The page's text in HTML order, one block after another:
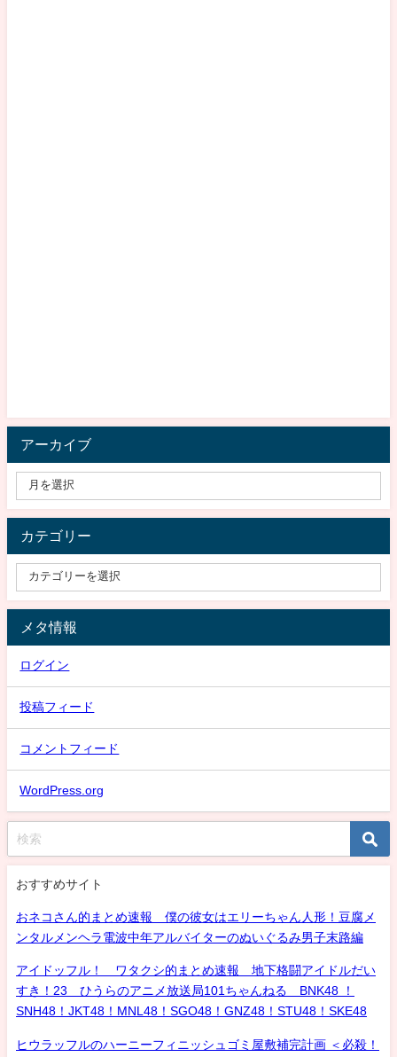
アーカイブ
カテゴリー
メタ情報
ログイン
投稿フィード
コメントフィード
WordPress.org
おすすめサイト
おネコさん的まとめ速報 僕の彼女はエリーちゃん人形！豆腐メ
ンタルメンヘラ電波中年アルバイターのぬいぐるみ男子末路編
アイドッフル！ ワタクシ的まとめ速報 地下格闘アイドルだい
すき！23 ひうらのアニメ放送局101ちゃんねる BNK48 ！
SNH48！JKT48！MNL48！SGO48！GNZ48！STU48！SKE48
ヒウラッフルのハーニーフィニッシュゴミ屋敷補完計画 ＜必殺！